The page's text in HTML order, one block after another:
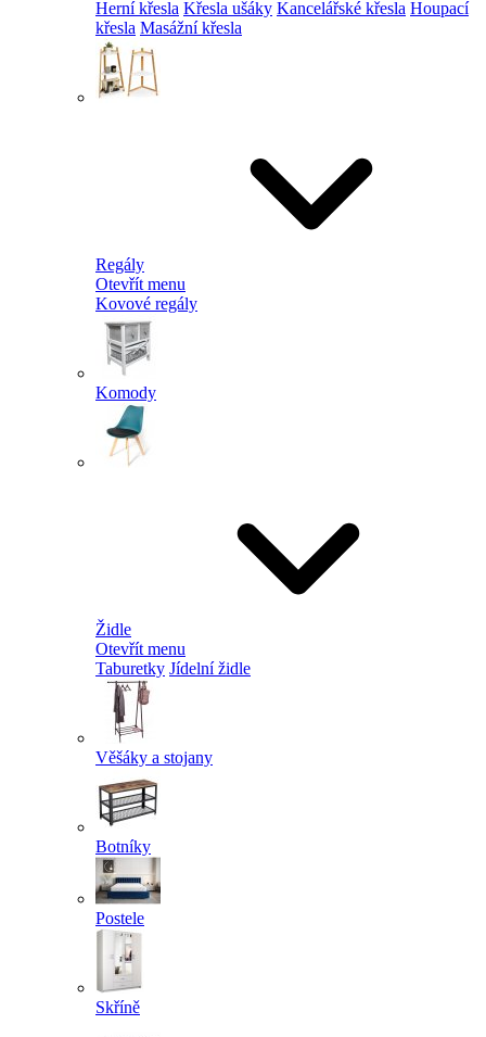
Herní křesla Křesla ušáky Kancelářské křesla Houpací
křesla Masážní křesla
Regály
Otevřít menu
Kovové regály
Komody
Židle
Otevřít menu
Taburetky Jídelní židle
Věšáky a stojany
Botníky
Postele
Skříně